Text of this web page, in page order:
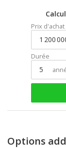
Prix
Durée
Options